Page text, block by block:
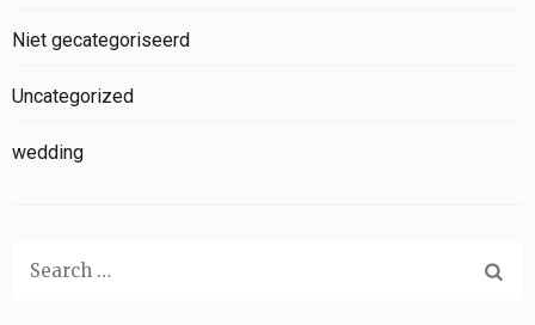
Niet gecategoriseerd
Uncategorized
wedding
Search